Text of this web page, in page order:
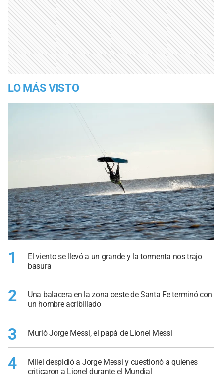
LO MÁS VISTO
1
El viento se llevó a un grande y la tormenta nos trajo
basura
2
Una balacera en la zona oeste de Santa Fe terminó con
un hombre acribillado
3 Murió Jorge Messi, el papá de Lionel Messi
4
Milei despidió a Jorge Messi y cuestionó a quienes
criticaron a Lionel durante el Mundial